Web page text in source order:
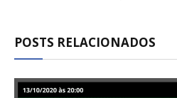
POSTS RELACIONADOS